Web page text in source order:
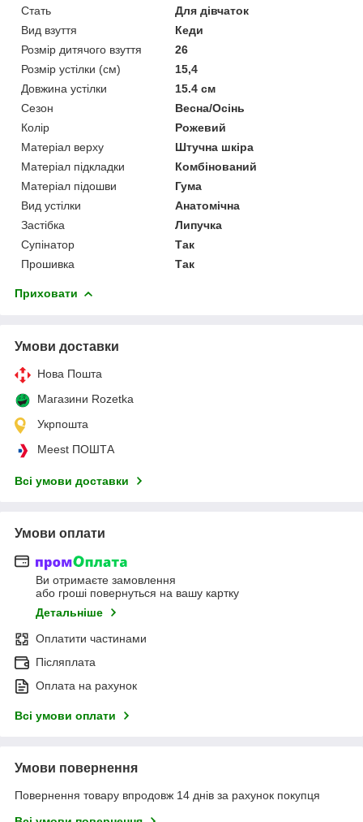
Стать
Для дівчаток
Вид взуття
Кеди
Розмір дитячого взуття
26
Розмір устілки (см)
15,4
Довжина устілки
15.4 см
Сезон
Весна/Осінь
Колір
Рожевий
Матеріал верху
Штучна шкіра
Матеріал підкладки
Комбінований
Матеріал підошви
Гума
Вид устілки
Анатомічна
Застібка
Липучка
Супінатор
Так
Прошивка
Так
Приховати
Умови доставки
Нова Пошта
Магазини Rozetka
Укрпошта
Meest ПОШТА
Всі умови доставки
Умови оплати
Ви отримаєте замовлення
або гроші повернуться на вашу картку
Детальніше
Оплатити частинами
Післяплата
Оплата на рахунок
Всі умови оплати
Умови повернення
Повернення товару впродовж 14 днів за рахунок покупця